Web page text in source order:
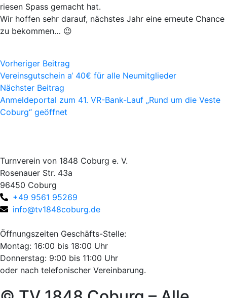
riesen Spass gemacht hat.
Wir hoffen sehr darauf, nächstes Jahr eine erneute Chance
zu bekommen… 😉
Vorheriger Beitrag
Vereinsgutschein a‘ 40€ für alle Neumitglieder
Nächster Beitrag
Anmeldeportal zum 41. VR-Bank-Lauf „Rund um die Veste
Coburg“ geöffnet
Turnverein von 1848 Coburg e. V.
Rosenauer Str. 43a
96450 Coburg
+49 9561 95269
info@tv1848coburg.de
Öffnungszeiten Geschäfts-Stelle:
Montag: 16:00 bis 18:00 Uhr
Donnerstag: 9:00 bis 11:00 Uhr
oder nach telefonischer Vereinbarung.